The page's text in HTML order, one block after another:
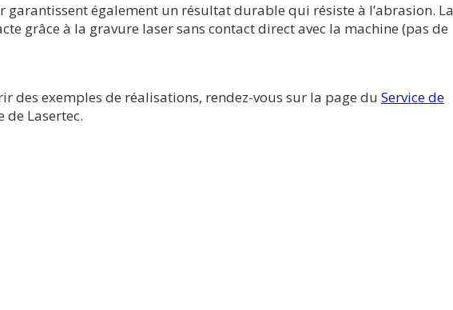
garantissent également un résultat durable qui résiste à l’abrasion. La
grâce à la gravure laser sans contact direct avec la machine (pas de
des exemples de réalisations, rendez-vous sur la page du Service de
de Lasertec.